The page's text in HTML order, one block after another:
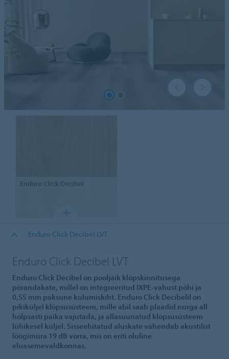
Enduro Click Decibel
Enduro Click Decibel LVT
Enduro Click Decibel LVT
Enduro Click Decibel on pooljäik klõpskinnitusega
põrandakate, millel on integreeritud IXPE-vahust põhi ja
0,55 mm paksune kulumiskiht. Enduro Click Decibelil on
pikiküljel klõpsusüsteem, mille abil saab plaadid nurga all
hõlpsasti paika vajutada, ja allasuunatud klõpsusüsteem
lühikesel küljel. Sisseehitatud aluskate vähendab akustilist
löögimüra 19 dB võrra, mis on eriti oluline
eluasemevaldkonnas.